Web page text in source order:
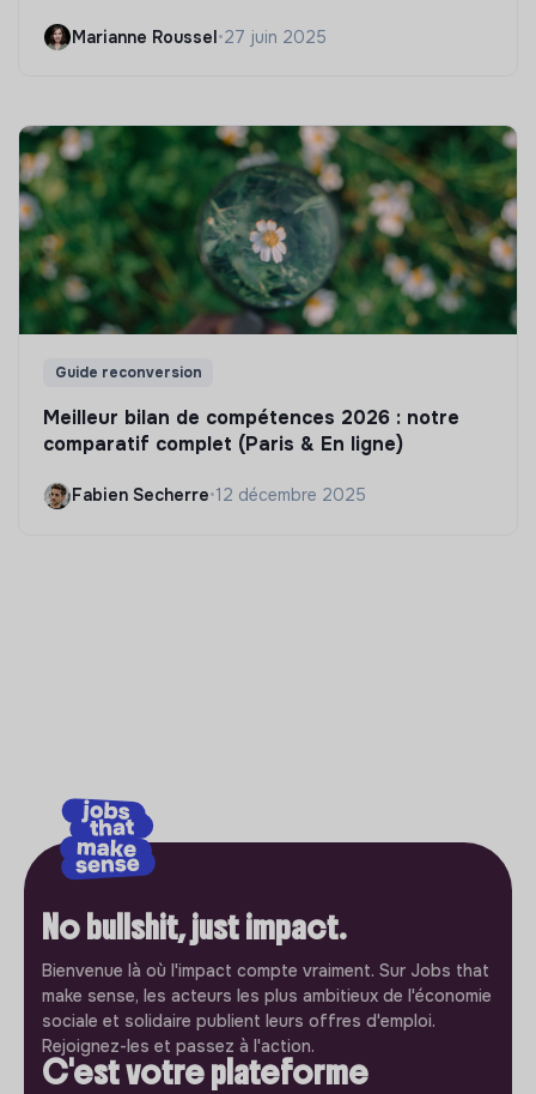
Marianne Roussel•27 juin 2025
Guide reconversion
Meilleur bilan de compétences 2026 : notre
comparatif complet (Paris & En ligne)
Fabien Secherre•12 décembre 2025
No bullshit, just impact.
Bienvenue là où l'impact compte vraiment. Sur Jobs that
make sense, les acteurs les plus ambitieux de l'économie
sociale et solidaire publient leurs offres d'emploi.
Rejoignez-les et passez à l'action.
C'est votre plateforme